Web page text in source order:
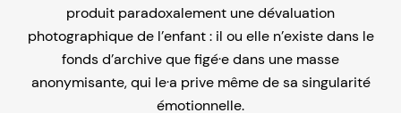
produit paradoxalement une dévaluation
photographique de l’enfant : il ou elle n’existe dans le
fonds d’archive que figé·e dans une masse
anonymisante, qui le·a prive même de sa singularité
émotionnelle.